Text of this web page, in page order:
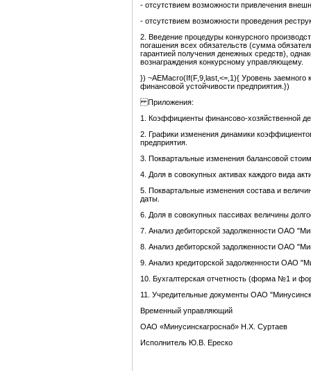
- отсутствием возможности привлечения
- отсутствием возможности проведения
2. Введение процедуры конкурсного
погашения всех обязательств (сумма
гарантией получения денежных средств),
вознаграждения конкурсному управляющему.
}) ~AEMacro(If(F,9,last,<=,1){ Уровень заемного
финансовой устойчивости предприятия.})
Приложения:
1. Коэффициенты финансово-хозяйственной
2. Графики изменения динамики
предприятия.
3. Поквартальные изменения балансовой
4. Доля в совокупных активах каждого вида
5. Поквартальные изменения состава и
даты.
6. Доля в совокупных пассивах величины
7. Анализ дебиторской задолженности ОАО
8. Анализ дебиторской задолженности ОАО
9. Анализ кредиторской задолженности ОАО
10. Бухгалтерская отчетность (форма №1 и
11. Учредительные документы ОАО
Временный управляющий
ОАО «Минусинскагроснаб» Н.Х. Суртаев
Исполнитель Ю.В. Ереско